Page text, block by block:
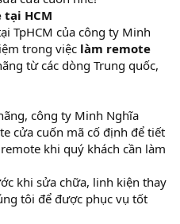
HCM
TpHCM của công ty Minh
trong việc làm remote
từ các dòng Trung quốc,
công ty Minh Nghĩa
cửa cuốn mã cố định để tiết
khi quý khách cần làm
khi sửa chữa, linh kiện thay
tôi để được phục vụ tốt